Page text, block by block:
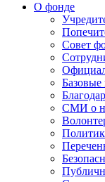
О фонде
Совет
СМИ о